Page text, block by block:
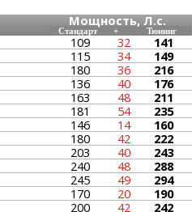
Мощность, Л.с.
Стандарт + Тюнинг
109 32 141
115 34 149
180 36 216
136 40 176
163 48 211
181 54 235
146 14 160
180 42 222
203 40 243
240 48 288
245 49 294
170 20 190
200 42 242